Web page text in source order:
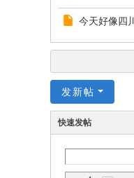
今天好像四
发新帖
快速发帖